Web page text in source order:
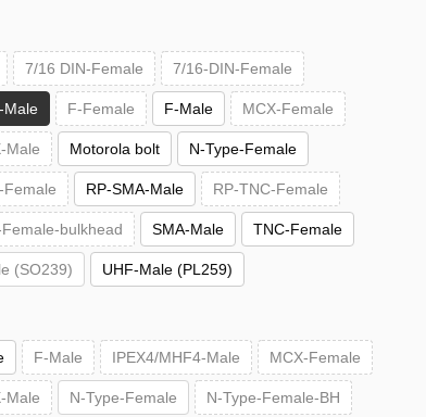
7/16 DIN-Female 7/16-DIN-Female
Male F-Female F-Male MCX-Female
Male Motorola bolt N-Type-Female
Female RP-SMA-Male RP-TNC-Female
Female-bulkhead SMA-Male TNC-Female
(SO239) UHF-Male (PL259)
F-Male IPEX4/MHF4-Male MCX-Female
Male N-Type-Female N-Type-Female-BH